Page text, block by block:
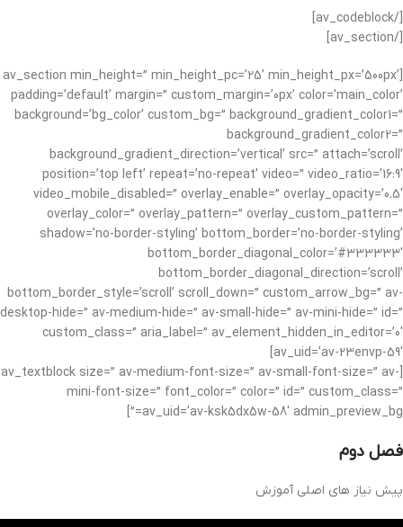
[/av_codeblock]
[/av_section]
[av_section min_height=” min_height_pc=’25’ min_height_px=’500px’
padding=’default’ margin=” custom_margin=’0px’ color=’main_color’
background=’bg_color’ custom_bg=” background_gradient_color1=”
background_gradient_color2=”
background_gradient_direction=’vertical’ src=” attach=’scroll’
position=’top left’ repeat=’no-repeat’ video=” video_ratio=’16:9′
video_mobile_disabled=” overlay_enable=” overlay_opacity=’0.5′
overlay_color=” overlay_pattern=” overlay_custom_pattern=”
shadow=’no-border-styling’ bottom_border=’no-border-styling’
bottom_border_diagonal_color=’#333333′
bottom_border_diagonal_direction=’scroll’
bottom_border_style=’scroll’ scroll_down=” custom_arrow_bg=” av-
desktop-hide=” av-medium-hide=” av-small-hide=” av-mini-hide=” id=”
custom_class=” aria_label=” av_element_hidden_in_editor=’0′
av_uid=’av-23envp-59′]
[av_textblock size=” av-medium-font-size=” av-small-font-size=” av-
mini-font-size=” font_color=” color=” id=” custom_class=”
av_uid=’av-ksk5dx5w-58′ admin_preview_bg=”]
فصل دوم
پیش نیاز های اصلی آموزش